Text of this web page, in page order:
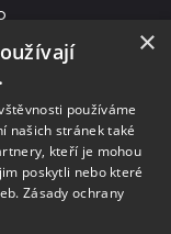
62, 676 02
schránky: chjn2kd
×
používáme
našich stránek také
kteří je mohou
poskytli nebo které
Zásady ochrany